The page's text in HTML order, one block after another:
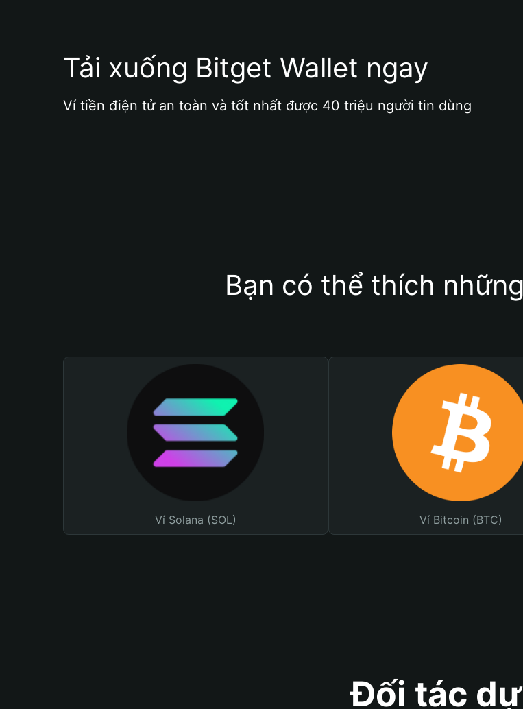
Tải xuống Bitget Wallet ngay
Ví tiền điện tử an toàn và tốt nhất được 40 triệu người tin dùng
Bạn có thể thích
Ví Solana (SOL) Ví Bitcoin (BTC)
Đối tác